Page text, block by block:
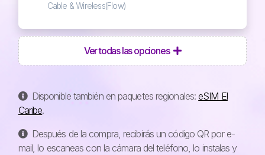
Cable & Wireless(Flow)
Ver todas las opciones
Disponible también en paquetes regionales:eSIM El
Caribe.
Después de la compra, recibirás un código QR por e-
mail, lo escaneas con la cámara del teléfono, lo instalas y